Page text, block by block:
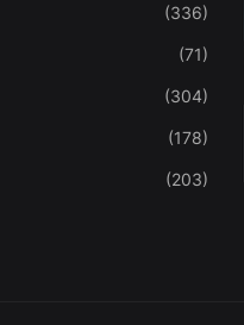
(336)
(71)
(304)
(178)
(203)